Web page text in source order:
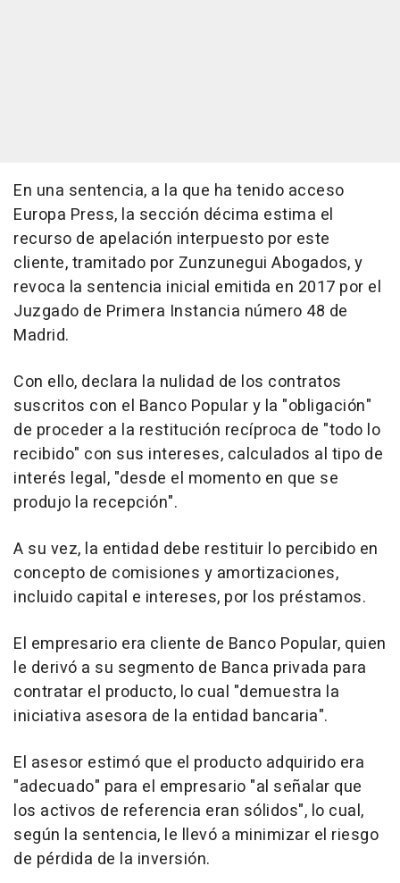
En una sentencia, a la que ha tenido acceso
Europa Press, la sección décima estima el
recurso de apelación interpuesto por este
cliente, tramitado por Zunzunegui Abogados, y
revoca la sentencia inicial emitida en 2017 por el
Juzgado de Primera Instancia número 48 de
Madrid.
Con ello, declara la nulidad de los contratos
suscritos con el Banco Popular y la "obligación"
de proceder a la restitución recíproca de "todo lo
recibido" con sus intereses, calculados al tipo de
interés legal, "desde el momento en que se
produjo la recepción".
A su vez, la entidad debe restituir lo percibido en
concepto de comisiones y amortizaciones,
incluido capital e intereses, por los préstamos.
El empresario era cliente de Banco Popular, quien
le derivó a su segmento de Banca privada para
contratar el producto, lo cual "demuestra la
iniciativa asesora de la entidad bancaria".
El asesor estimó que el producto adquirido era
"adecuado" para el empresario "al señalar que
los activos de referencia eran sólidos", lo cual,
según la sentencia, le llevó a minimizar el riesgo
de pérdida de la inversión.